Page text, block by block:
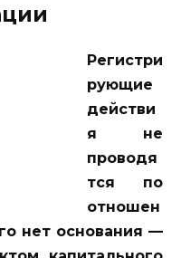
Регистри
рующие
действи
я не
проводя
тся по
отношен
нет основания —